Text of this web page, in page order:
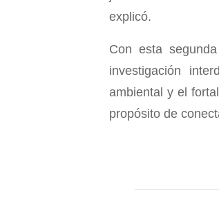
explicó.
Con esta
investigación
ambiental y el
propósito de